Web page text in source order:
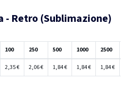
- Retro (Sublimazione)
100 250 500 1000 2500
2,35 € 2,06 € 1,84 € 1,84 € 1,84 €